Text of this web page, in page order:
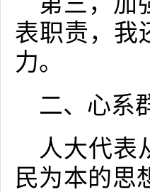
表职责，我
力。
二、心系
人大代表
民为本的思